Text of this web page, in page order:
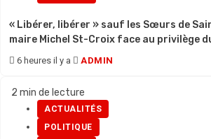
« Libérer, libérer » sauf les Sœurs de
maire Michel St-Croix face au privilège
6 heures il y a ADMIN
2 min de lecture
ACTUALITÉS
POLITIQUE